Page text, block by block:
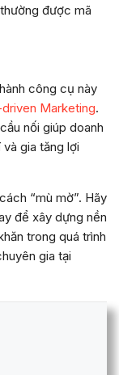
được mã
công cụ này
Marketing.
nối giúp doanh
gia tăng lợi
“mù mờ”. Hãy
để xây dựng nền
trong quá trình
gia tại